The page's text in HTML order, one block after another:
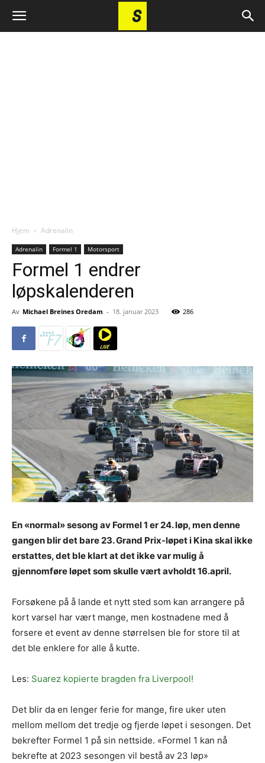
Hjem Adrenalin
Adrenalin Formel 1 Motorsport
Formel 1 endrer
løpskalenderen
Av Michael Breines Oredam - 18. januar 2023 286
En «normal» sesong av Formel 1 er 24. løp, men denne
gangen blir det bare 23. Grand Prix-løpet i Kina skal ikke
erstattes, det ble klart at det ikke var mulig å
gjennomføre løpet som skulle vært avholdt 16.april.
Forsøkene på å lande et nytt sted som kan arrangere på
kort varsel har vært mange, men kostnadene med å
forsere et event av denne størrelsen ble for store til at
det ble enklere for alle å kutte.
Les: Suarez kopierte bragden fra Liverpool!
Det blir da en lenger ferie for mange, fire uker uten
mellom mellom det tredje og fjerde løpet i sesongen. Det
bekrefter Formel 1 på sin nettside. «Formel 1 kan nå
bekrefte at 2023 sesongen vil bestå av 23 løp»